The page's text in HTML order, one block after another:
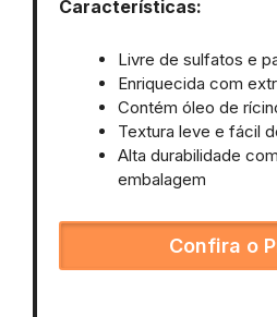
Características:
Livre de sulfatos e
Enriquecida com
Contém óleo de
Textura leve e fácil
Alta durabilidade
embalagem
Confira o